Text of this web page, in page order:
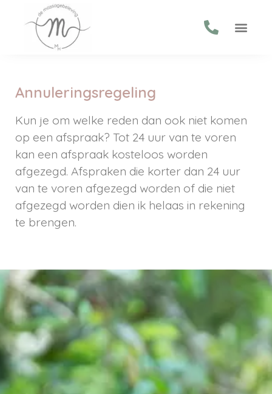
Annuleringsregeling
Kun je om welke reden dan ook niet komen
op een afspraak? Tot 24 uur van te voren
kan een afspraak kosteloos worden
afgezegd. Afspraken die korter dan 24 uur
van te voren afgezegd worden of die niet
afgezegd worden dien ik helaas in rekening
te brengen.